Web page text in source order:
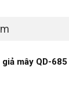
mây QD-685